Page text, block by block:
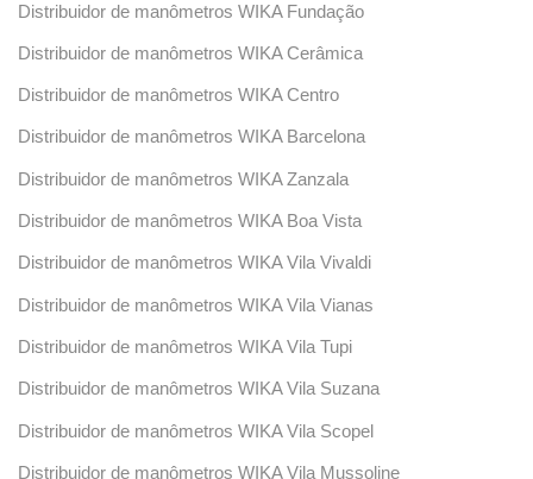
Distribuidor de manômetros WIKA Fundação
Distribuidor de manômetros WIKA Cerâmica
Distribuidor de manômetros WIKA Centro
Distribuidor de manômetros WIKA Barcelona
Distribuidor de manômetros WIKA Zanzala
Distribuidor de manômetros WIKA Boa Vista
Distribuidor de manômetros WIKA Vila Vivaldi
Distribuidor de manômetros WIKA Vila Vianas
Distribuidor de manômetros WIKA Vila Tupi
Distribuidor de manômetros WIKA Vila Suzana
Distribuidor de manômetros WIKA Vila Scopel
Distribuidor de manômetros WIKA Vila Mussoline